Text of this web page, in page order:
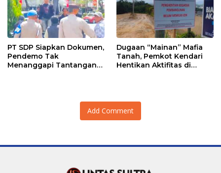
PT SDP Siapkan Dokumen,
Pendemo Tak
Menanggapi Tantangan
Dugaan “Mainan” Mafia
Tanah, Pemkot Kendari
Hentikan Aktifitas di
Add Comment